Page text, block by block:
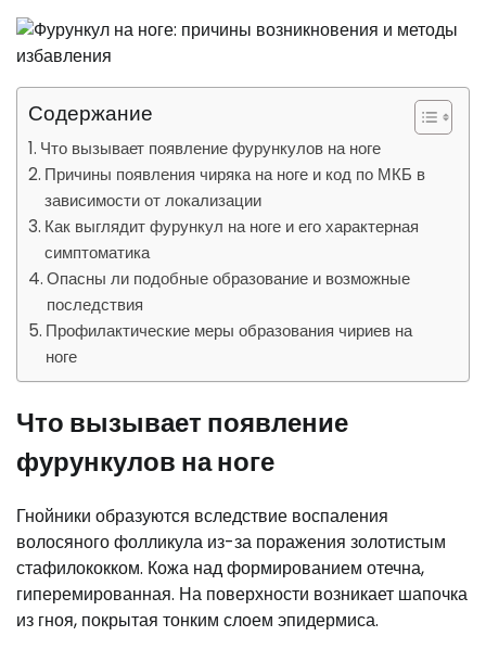
Содержание
Что вызывает появление фурункулов на ноге
Причины появления чиряка на ноге и код по МКБ в
зависимости от локализации
Как выглядит фурункул на ноге и его характерная
симптоматика
Опасны ли подобные образование и возможные
последствия
Профилактические меры образования чириев на
ноге
Что вызывает появление
фурункулов на ноге
Гнойники образуются вследствие воспаления
волосяного фолликула из-за поражения золотистым
стафилококком. Кожа над формированием отечна,
гиперемированная. На поверхности возникает шапочка
из гноя, покрытая тонким слоем эпидермиса.